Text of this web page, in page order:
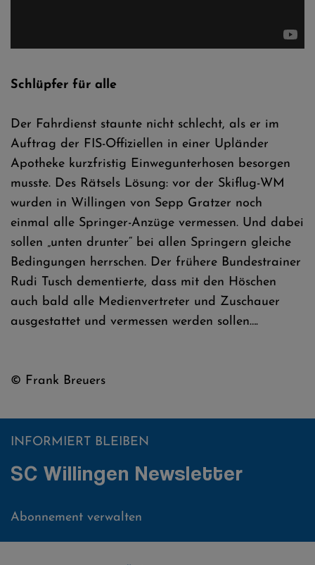
Schlüpfer für alle
Der Fahrdienst staunte nicht schlecht, als er im
Auftrag der FIS-Offiziellen in einer Upländer
Apotheke kurzfristig Einwegunterhosen besorgen
musste. Des Rätsels Lösung: vor der Skiflug-WM
wurden in Willingen von Sepp Gratzer noch
einmal alle Springer-Anzüge vermessen. Und dabei
sollen „unten drunter“ bei allen Springern gleiche
Bedingungen herrschen. Der frühere Bundestrainer
Rudi Tusch dementierte, dass mit den Höschen
auch bald alle Medienvertreter und Zuschauer
ausgestattet und vermessen werden sollen….
© Frank Breuers
INFORMIERT BLEIBEN
SC Willingen Newsletter
Abonnement verwalten